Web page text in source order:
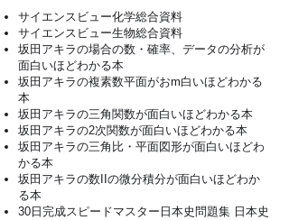
サイエンスビュー化学総合資料
サイエンスビュー生物総合資料
坂田アキラの場合の数・確率、データの分析が
面白いほどわかる本
坂田アキラの複素数平面がおm白いほどわかる
本
坂田アキラの三角関数が面白いほどわかる本
坂田アキラの2次関数が面白いほどわかる本
坂田アキラの三角比・平面図形が面白いほどわ
かる本
坂田アキラの数IIの微分積分が面白いほどわか
る本
30日完成スピードマスター日本史問題集 日本史